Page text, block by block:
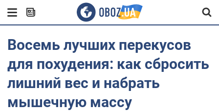
Восемь лучших перекусов
для похудения: как сбросить
лишний вес и набрать
мышечную массу